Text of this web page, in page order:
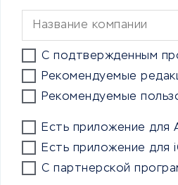
С подтвержденным
Рекомендуемые
Рекомендуемые
Есть приложение для
Есть приложение для
С партнерской